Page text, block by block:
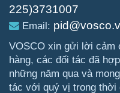
225)3731007
Email:
VOSCO xin gửi lời cảm
hàng, các đối tác đã
những năm qua và
tác với quý vị trong thời